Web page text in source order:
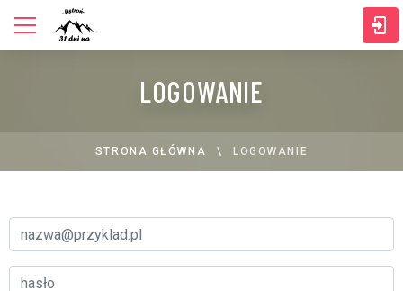
LOGOWANIE
STRONA GŁÓWNA LOGOWANIE